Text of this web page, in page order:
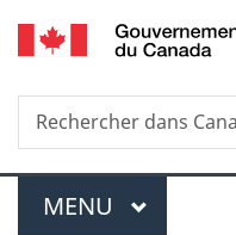
Recherche
Rechercher
dans
Menu
MENU PRINCIPAL